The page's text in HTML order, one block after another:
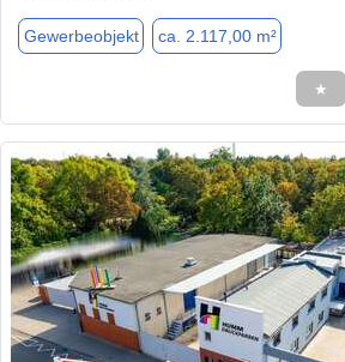
Gewerbeobjekt ca. 2.117,00 m²
★